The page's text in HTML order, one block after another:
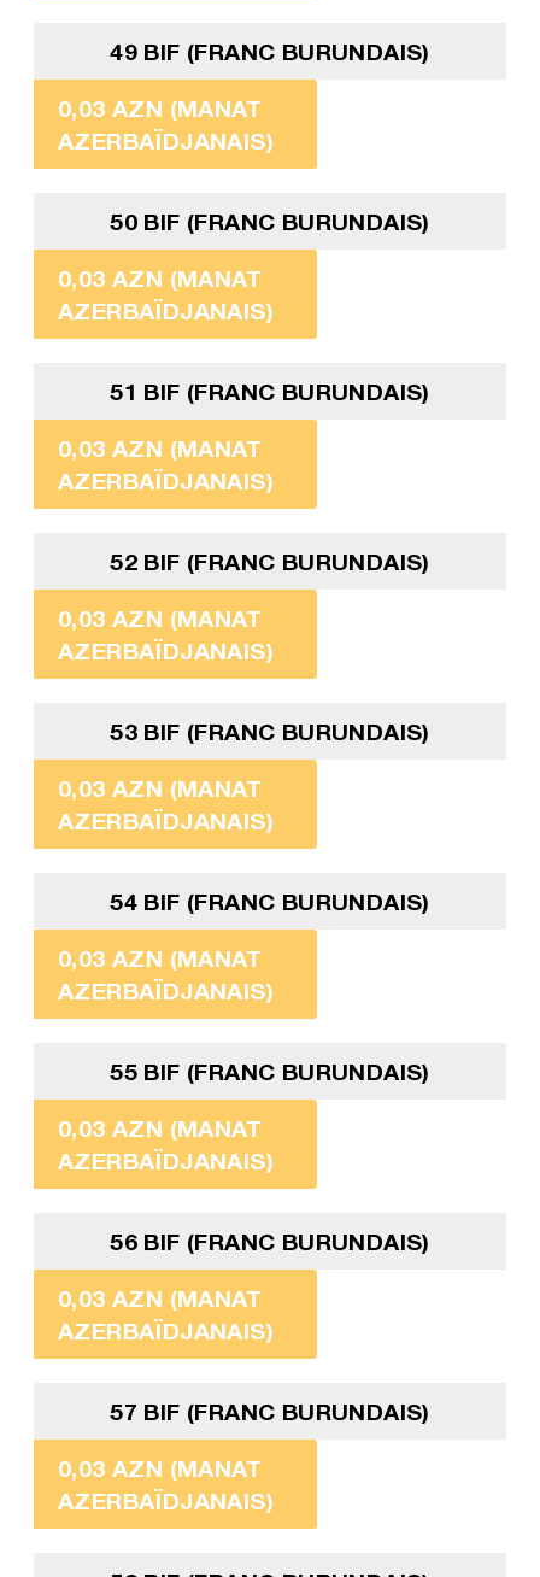
49 BIF (FRANC BURUNDAIS)
0,03 AZN (MANAT
AZERBAÏDJANAIS)
50 BIF (FRANC BURUNDAIS)
0,03 AZN (MANAT
AZERBAÏDJANAIS)
51 BIF (FRANC BURUNDAIS)
0,03 AZN (MANAT
AZERBAÏDJANAIS)
52 BIF (FRANC BURUNDAIS)
0,03 AZN (MANAT
AZERBAÏDJANAIS)
53 BIF (FRANC BURUNDAIS)
0,03 AZN (MANAT
AZERBAÏDJANAIS)
54 BIF (FRANC BURUNDAIS)
0,03 AZN (MANAT
AZERBAÏDJANAIS)
55 BIF (FRANC BURUNDAIS)
0,03 AZN (MANAT
AZERBAÏDJANAIS)
56 BIF (FRANC BURUNDAIS)
0,03 AZN (MANAT
AZERBAÏDJANAIS)
57 BIF (FRANC BURUNDAIS)
0,03 AZN (MANAT
AZERBAÏDJANAIS)